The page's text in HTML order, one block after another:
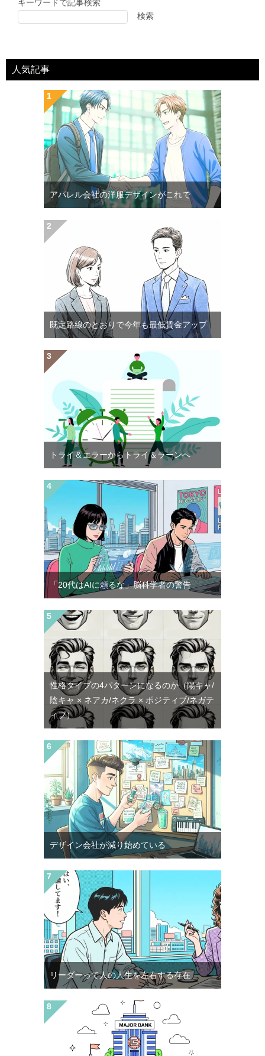
キーワードで記事検索
検索
人気記事
アパレル会社の洋服デザインがこれで
既定路線のとおりで今年も最低賃金アップ
トライ＆エラーからトライ＆ラーンへ
「20代はAIに頼るな」脳科学者の警告
性格タイプの4パターンになるのか（陽キャ/
陰キャ × ネアカ/ネクラ × ポジティブ/ネガテ
ィブ）
デザイン会社が減り始めている
リーダーって人の人生を左右する存在